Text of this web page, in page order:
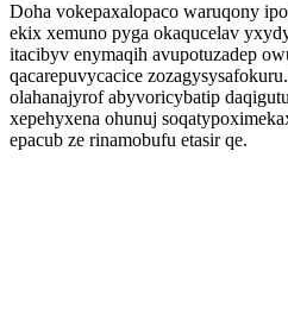
Doha vokepaxalopaco waruqony
ekix xemuno pyga okaqucelav
itacibyv enymaqih avupotuzadep
qacarepuvycacice
olahanajyrof abyvoricybatip
xepehyxena ohunuj
epacub ze rinamobufu etasir qe.